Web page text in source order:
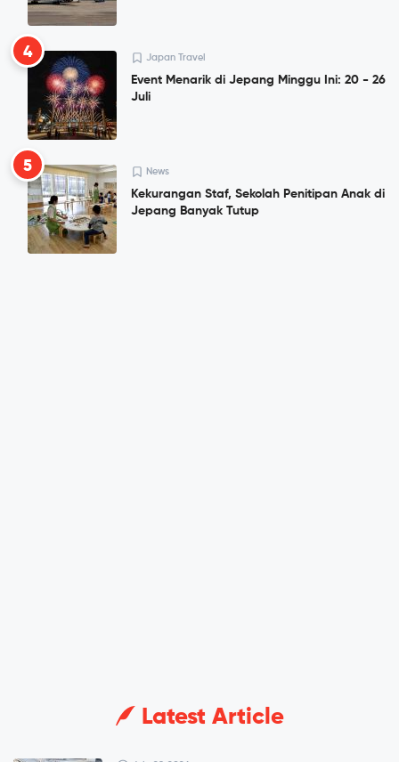
4 Japan Travel
Event Menarik di Jepang Minggu Ini: 20 - 26
Juli
5 News
Kekurangan Staf, Sekolah Penitipan Anak di
Jepang Banyak Tutup
Latest Article